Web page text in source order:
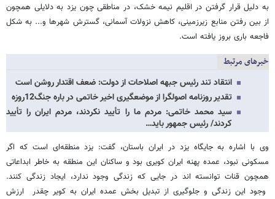
به دلیل قرار گرفتن در اقلیم نیمه خشک، در مناطقی چون یزد به دلایلی همچون
از بین رفتن منابع زیرزمینی، کاهش نزولات آسمانی، گسترش شهرها و... به شکل
فاجعه باری بروز یافته است.
خبرهای مرتبط
انتقاد تند رئیس جبهه اصلاحات از دولت: ضعف اقتدار روشن است
تقدیر روزنامه اصولگرا از موضعگیری اخیر خاتمی در باره جنگ12روزه
سید محمد خاتمی: مردم ما را تأیید نکردند، مردم ایران را تأیید
کردند/ رئیس جمهور باید…
وی با اشاره به جایگاه یزد در ایران باستان، گفت: یزد منطقه‌ای است که اگر
مسکونی نبود، عمده پهنه ایران کویری بود و ساکنان این منطقه به خاطر ابداعاتی
همچون قنات توانسته اند در جایی که زندگی وجود ندارد، ایجاد زندگی کنند.
وجود این زندگی و جلوگیری از تبدیل بخش عمده ایران به کویر چقدر ارزش